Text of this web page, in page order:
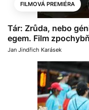
FILMOVÁ PREMIÉRA
Tár: Zrůda, nebo
egem. Film
Jan Jindřich Karásek